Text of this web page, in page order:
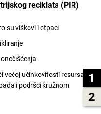
1
2
reciklata (PIR)
su viškovi i otpaci
većoj učinkovitosti resursa,
i podršci kružnom